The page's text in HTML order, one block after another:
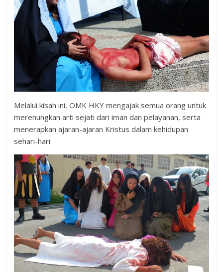
Melalui kisah ini, OMK HKY mengajak semua orang untuk
merenungkan arti sejati dari iman dan pelayanan, serta
menerapkan ajaran-ajaran Kristus dalam kehidupan
sehari-hari.